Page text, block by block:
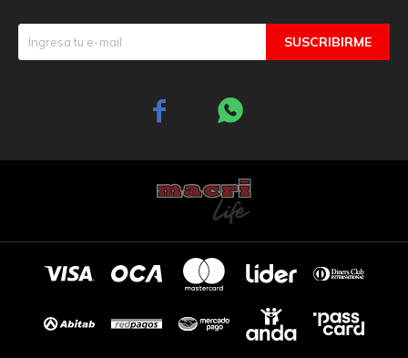
SUSCRIBIRME
 